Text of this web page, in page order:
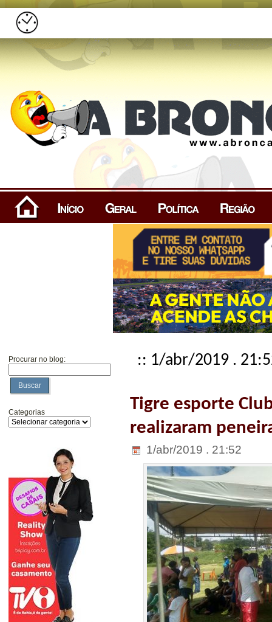
Procurar no blog:
Buscar
Categorias
:: 1/abr/2019 .
Tigre esporte
realizaram
1/abr/2019 . 21:52